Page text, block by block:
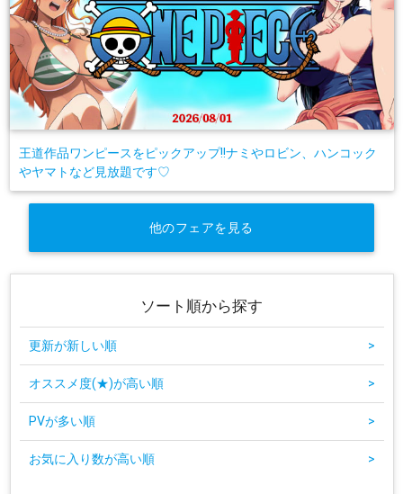
王道作品ワンピースをピックアップ!!ナミやロビン、ハンコック
やヤマトなど見放題です♡
他のフェアを見る
ソート順から探す
更新が新しい順 >
オススメ度(★)が高い順 >
PVが多い順 >
お気に入り数が高い順 >